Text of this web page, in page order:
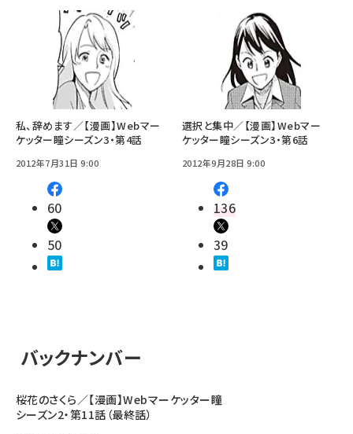
私、辞めます／【漫画】Webマー
ケッター瞳シーズン3・第4話
2012年7月31日 9:00
60
50
選択と集中／【漫画】Webマー
ケッター瞳シーズン3・第6話
2012年9月28日 9:00
136
39
バックナンバー
桜花のさくら／【漫画】Webマーケッター瞳
シーズン2・第11話（最終話）